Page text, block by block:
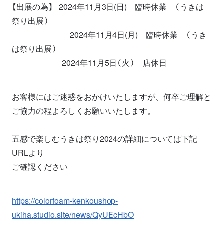
【出展の為】 2024年11月3日(日) 臨時休業 （うきは
祭り出展）
2024年11月4日(月) 臨時休業 （うき
は祭り出展）
2024年11月5日（火） 店休日
お客様にはご迷惑をおかけいたしますが、何卒ご理解と
ご協力の程よろしくお願いいたします。
五感で楽しむうきは祭り2024の詳細については下記
URLより
ご確認ください
https://colorfoam-kenkoushop-
ukiha.studio.site/news/QyUEcHbO